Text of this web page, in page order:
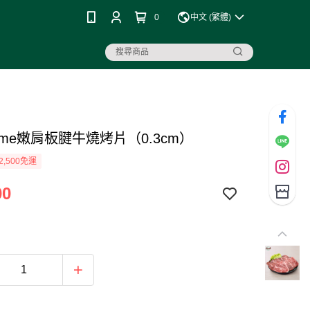
0 中文 (繁體)
嫩肩板腱牛燒烤片（0.3cm）
免運